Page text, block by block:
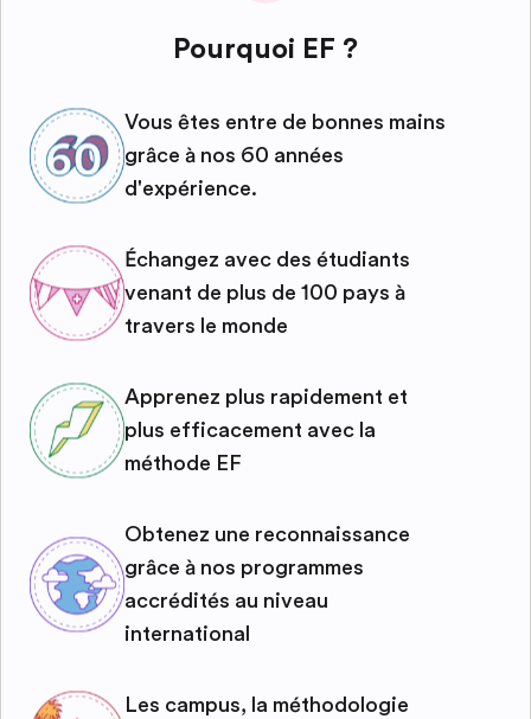
Pourquoi EF ?
Vous êtes entre de bonnes mains
grâce à nos 60 années
d'expérience.
Échangez avec des étudiants
venant de plus de 100 pays à
travers le monde
Apprenez plus rapidement et
plus efficacement avec la
méthode EF
Obtenez une reconnaissance
grâce à nos programmes
accrédités au niveau
international
Les campus, la méthodologie